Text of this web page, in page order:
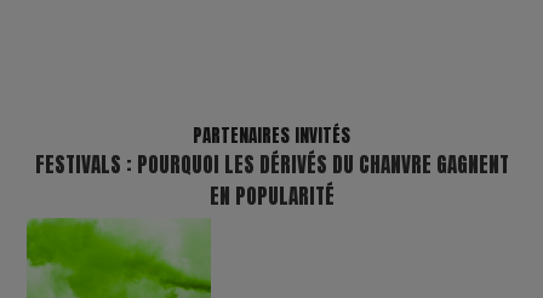
PARTENAIRES INVITÉS
FESTIVALS : POURQUOI LES DÉRIVÉS DU CHANVRE GAGNENT
EN POPULARITÉ